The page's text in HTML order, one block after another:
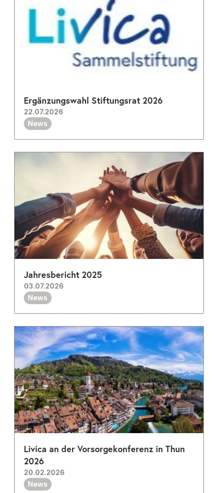
Ergänzungswahl Stiftungsrat 2026
22.07.2026
News
Jahresbericht 2025
03.07.2026
News
Livica an der Vorsorgekonferenz in Thun
2026
20.02.2026
News